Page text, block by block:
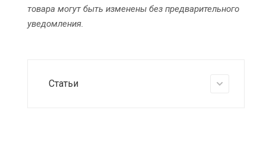
товара могут быть изменены без предварительного
уведомления.
Статьи